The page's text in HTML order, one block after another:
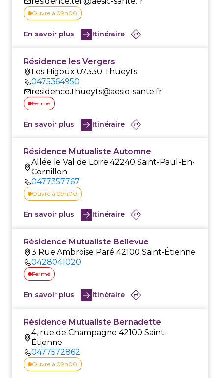
Ouvre à 09h00
En savoir plus Itinéraire
Résidence les Vergers
Les Higoux 07330 Thueyts
0475364950
residence.thueyts@aesio-sante.fr
Fermé
En savoir plus Itinéraire
Résidence Mutualiste Automne
Allée le Val de Loire 42240 Saint-Paul-En-
Cornillon
0477357767
Ouvre à 09h00
En savoir plus Itinéraire
Résidence Mutualiste Bellevue
3 Rue Ambroise Paré 42100 Saint-Étienne
0428041020
Fermé
En savoir plus Itinéraire
Résidence Mutualiste Bernadette
4, rue de Champagne 42100 Saint-
Étienne
0477572862
Ouvre à 09h00